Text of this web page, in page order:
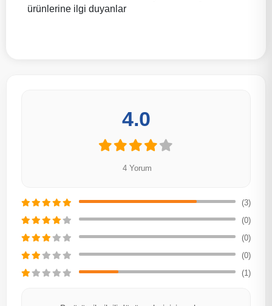
ürünlerine ilgi duyanlar
4.0
4 Yorum
(3)
(0)
(0)
(0)
(1)